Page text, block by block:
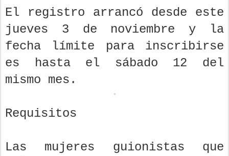
El registro arrancó desde este
jueves 3 de noviembre y la
fecha límite para inscribirse
es hasta el sábado 12 del
mismo mes.
Requisitos
Las mujeres guionistas que